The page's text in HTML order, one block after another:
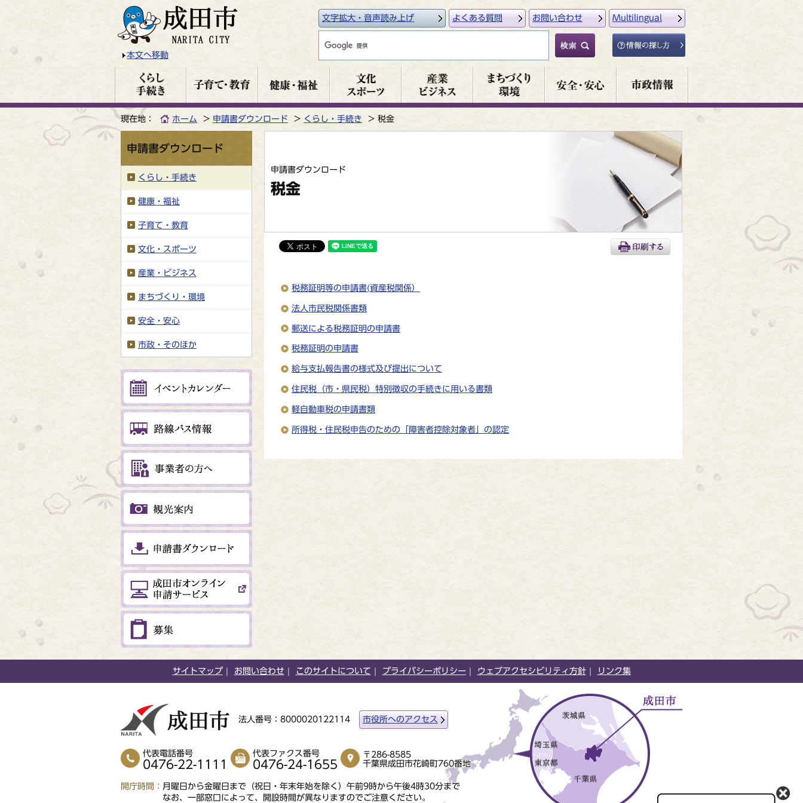
本文へ移動
文字拡大・音声読み上げ よくある質問 お問い合わせ Multilingual
現在地： ホーム 申請書ダウンロード くらし・手続き 税金
申請書ダウンロード
税金
税務証明等の申請書(資産税関係）
法人市民税関係書類
郵送による税務証明の申請書
税務証明の申請書
給与支払報告書の様式及び提出について
住民税（市・県民税）特別徴収の手続きに用いる書類
軽自動車税の申請書類
所得税・住民税申告のための「障害者控除対象者」の認定
申請書ダウンロード
くらし・手続き
健康・福祉
子育て・教育
文化・スポーツ
産業・ビジネス
まちづくり・環境
安全・安心
市政・そのほか
サイトマップ お問い合わせ このサイトについて プライバシーポリシー ウェブアクセシビリティ方針 リンク集
法人番号：8000020122114 市役所へのアクセス
代表電話番号
0476-22-1111
代表ファクス番号
0476-24-1655
〒286-8585
千葉県成田市花崎町760番地
開庁時間
月曜日から金曜日まで（祝日・年末年始を除く）午前9時から午後4時30分まで
なお、一部窓口によって、開設時間が異なりますのでご注意ください。